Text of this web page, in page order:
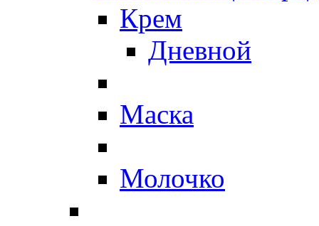
Крем
Дневной
Маска
Молочко